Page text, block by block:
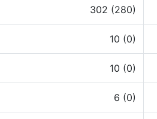
302 (280)
10 (0)
10 (0)
6 (0)